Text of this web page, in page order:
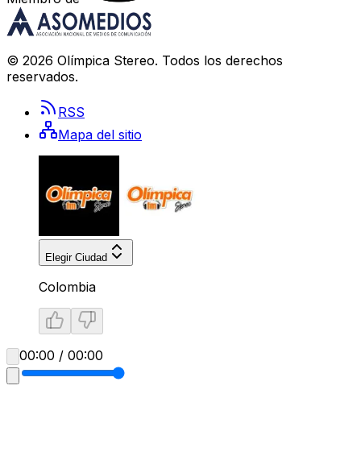
© 2026 Olímpica Stereo. Todos los derechos
reservados.
RSS
Mapa del sitio
Elegir Ciudad
Colombia
00:00 / 00:00